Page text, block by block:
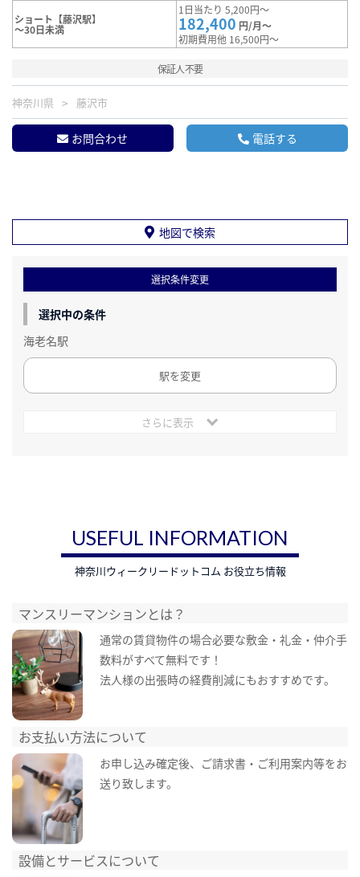
ショート【藤沢駅】
～30日未満
1日当たり 5,200円～
182,400 円/月～
初期費用他 16,500円～
保証人不要
神奈川県 藤沢市
お問合わせ 電話する
地図で検索
選択条件変更
選択中の条件
海老名駅
駅を変更
さらに表示
USEFUL INFORMATION
神奈川ウィークリードットコム お役立ち情報
マンスリーマンションとは？
通常の賃貸物件の場合必要な敷金・礼金・仲介手
数料がすべて無料です！
法人様の出張時の経費削減にもおすすめです。
お支払い方法について
お申し込み確定後、ご請求書・ご利用案内等をお
送り致します。
設備とサービスについて